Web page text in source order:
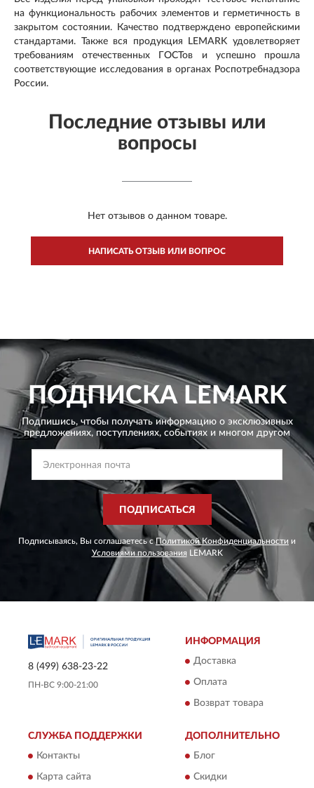
на функциональность рабочих элементов и герметичность в
закрытом состоянии. Качество подтверждено европейскими
стандартами. Также вся продукция LEMARK удовлетворяет
требованиям отечественных ГОСТов и успешно прошла
соответствующие исследования в органах Роспотребнадзора
России.
Последние отзывы или
вопросы
Нет отзывов о данном товаре.
НАПИСАТЬ ОТЗЫВ ИЛИ ВОПРОС
ПОДПИСКАLEMARK
Подпишись, чтобы получать информацию о эксклюзивных
предложениях,поступлениях, событиях и многом другом
ПОДПИСАТЬСЯ
Подписываясь, Вы соглашаетесь сПолитикой Конфиденциальности и
Условиями пользования LEMARK
8 (499) 638-23-22
ПН-ВС 9:00-21:00
ИНФОРМАЦИЯ
Доставка
Оплата
Возврат товара
СЛУЖБА ПОДДЕРЖКИ
Контакты
Карта сайта
ДОПОЛНИТЕЛЬНО
Блог
Скидки